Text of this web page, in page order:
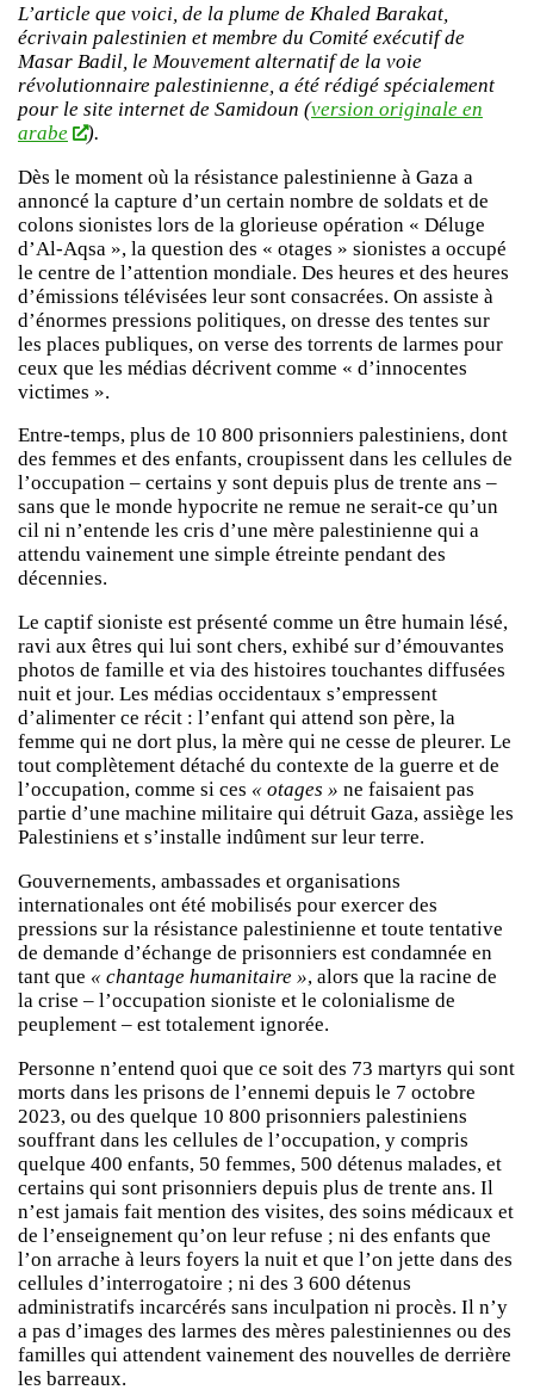
L’article que voici, de la plume de Khaled Barakat,
écrivain palestinien et membre du Comité exécutif de
Masar Badil, le Mouvement alternatif de la voie
révolutionnaire palestinienne, a été rédigé spécialement
pour le site internet de Samidoun (version originale en
arabe
).
Dès le moment où la résistance palestinienne à Gaza a
annoncé la capture d’un certain nombre de soldats et de
colons sionistes lors de la glorieuse opération « Déluge
d’Al-Aqsa », la question des « otages » sionistes a occupé
le centre de l’attention mondiale. Des heures et des heures
d’émissions télévisées leur sont consacrées. On assiste à
d’énormes pressions politiques, on dresse des tentes sur
les places publiques, on verse des torrents de larmes pour
ceux que les médias décrivent comme « d’innocentes
victimes ».
Entre-temps, plus de 10 800 prisonniers palestiniens, dont
des femmes et des enfants, croupissent dans les cellules de
l’occupation – certains y sont depuis plus de trente ans –
sans que le monde hypocrite ne remue ne serait-ce qu’un
cil ni n’entende les cris d’une mère palestinienne qui a
attendu vainement une simple étreinte pendant des
décennies.
Le captif sioniste est présenté comme un être humain lésé,
ravi aux êtres qui lui sont chers, exhibé sur d’émouvantes
photos de famille et via des histoires touchantes diffusées
nuit et jour. Les médias occidentaux s’empressent
d’alimenter ce récit : l’enfant qui attend son père, la
femme qui ne dort plus, la mère qui ne cesse de pleurer. Le
tout complètement détaché du contexte de la guerre et de
l’occupation, comme si ces « otages » ne faisaient pas
partie d’une machine militaire qui détruit Gaza, assiège les
Palestiniens et s’installe indûment sur leur terre.
Gouvernements, ambassades et organisations
internationales ont été mobilisés pour exercer des
pressions sur la résistance palestinienne et toute tentative
de demande d’échange de prisonniers est condamnée en
tant que « chantage humanitaire », alors que la racine de
la crise – l’occupation sioniste et le colonialisme de
peuplement – est totalement ignorée.
Personne n’entend quoi que ce soit des 73 martyrs qui sont
morts dans les prisons de l’ennemi depuis le 7 octobre
2023, ou des quelque 10 800 prisonniers palestiniens
souffrant dans les cellules de l’occupation, y compris
quelque 400 enfants, 50 femmes, 500 détenus malades, et
certains qui sont prisonniers depuis plus de trente ans. Il
n’est jamais fait mention des visites, des soins médicaux et
de l’enseignement qu’on leur refuse ; ni des enfants que
l’on arrache à leurs foyers la nuit et que l’on jette dans des
cellules d’interrogatoire ; ni des 3 600 détenus
administratifs incarcérés sans inculpation ni procès. Il n’y
a pas d’images des larmes des mères palestiniennes ou des
familles qui attendent vainement des nouvelles de derrière
les barreaux.